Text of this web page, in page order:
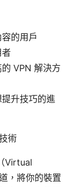
的用戶
VPN 解決方
升技巧的進
術
Virtual
，將你的裝置